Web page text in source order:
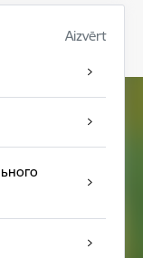
Aizvērt